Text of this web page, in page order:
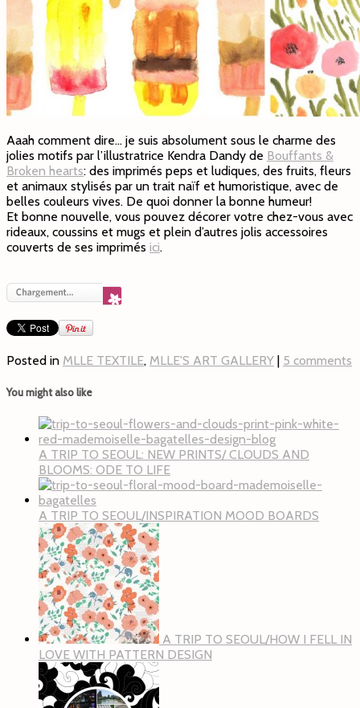
Aaah comment dire… je suis absolument sous le charme des
jolies motifs par l’illustratrice Kendra Dandy de Bouffants &
Broken hearts: des imprimés peps et ludiques, des fruits, fleurs
et animaux stylisés par un trait naïf et humoristique, avec de
belles couleurs vives. De quoi donner la bonne humeur!
Et bonne nouvelle, vous pouvez décorer votre chez-vous avec
rideaux, coussins et mugs et plein d’autres jolis accessoires
couverts de ses imprimés ici.
Posted in MLLE TEXTILE, MLLE'S ART GALLERY | 5 comments
You might also like
A TRIP TO SEOUL: NEW PRINTS/ CLOUDS AND
BLOOMS: ODE TO LIFE
A TRIP TO SEOUL/INSPIRATION MOOD BOARDS
A TRIP TO SEOUL/HOW I FELL IN
LOVE WITH PATTERN DESIGN